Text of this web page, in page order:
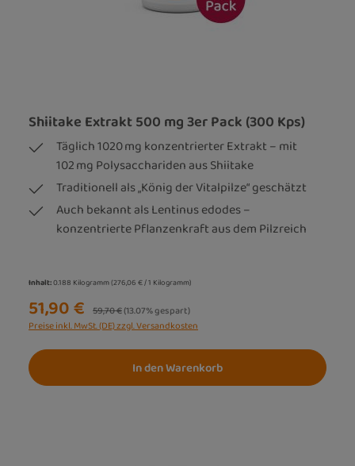
Shiitake Extrakt 500 mg 3er Pack (300 Kps)
Täglich 1020 mg konzentrierter Extrakt – mit
102 mg Polysacchariden aus Shiitake
Traditionell als „König der Vitalpilze“ geschätzt
Auch bekannt als Lentinus edodes –
konzentrierte Pflanzenkraft aus dem Pilzreich
Inhalt:0.188 Kilogramm(276,06 € / 1 Kilogramm)
51,90 € Regulärer Preis:
59,70 €(13.07% gespart)
Preise inkl. MwSt. (DE) zzgl. Versandkosten
In den Warenkorb